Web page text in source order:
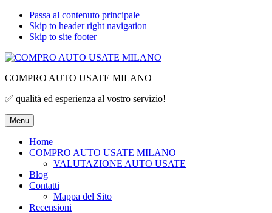
Passa al contenuto principale
Skip to header right navigation
Skip to site footer
COMPRO AUTO USATE MILANO
✅ qualità ed esperienza al vostro servizio!
Menu
Home
COMPRO AUTO USATE MILANO
VALUTAZIONE AUTO USATE
Blog
Contatti
Mappa del Sito
Recensioni